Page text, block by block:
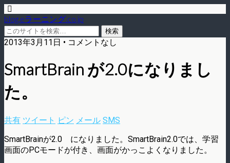
blog.eラーニング.co.jp
2013年3月11日 • コメントなし
SmartBrain が2.0になりまし
た。
共有 ツイート ピン メール SMS
SmartBrainが2.0 になりました。SmartBrain2.0では、学習
画面のPCモードが付き、画面がかっこよくなりました。